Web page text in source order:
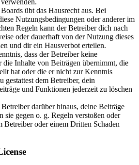
übt das Hausrecht aus. Bei
Nutzungsbedingungen oder anderer im
Regeln kann der Betreiber dich nach
oder dauerhaft von der Nutzung dieses
und dir ein Hausverbot erteilen.
dass der Betreiber keine
die Inhalte von Beiträgen übernimmt, die
hat oder die er nicht zur Kenntnis
gestattest dem Betreiber, dein
und Funktionen jederzeit zu löschen
darüber hinaus, deine Beiträge
sie gegen o. g. Regeln verstoßen oder
Betreiber oder einem Dritten Schaden